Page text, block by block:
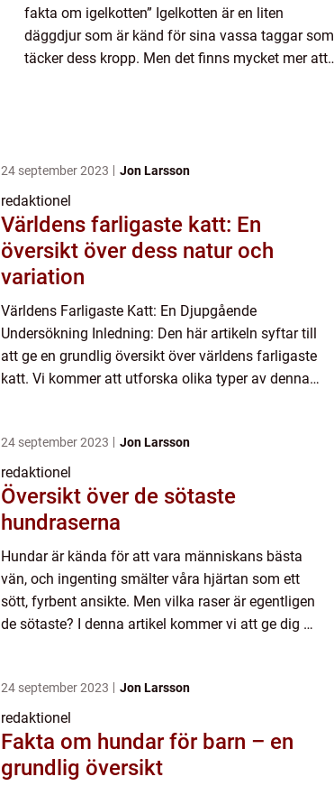
fakta om igelkotten” Igelkotten är en liten
däggdjur som är känd för sina vassa taggar som
täcker dess kropp. Men det finns mycket mer att
24 september 2023 Jon Larsson
redaktionel
Världens farligaste katt: En
översikt över dess natur och
variation
Världens Farligaste Katt: En Djupgående
Undersökning Inledning: Den här artikeln syftar till
att ge en grundlig översikt över världens farligaste
katt. Vi kommer att utforska olika typer av denna
24 september 2023 Jon Larsson
redaktionel
Översikt över de sötaste
hundraserna
Hundar är kända för att vara människans bästa
vän, och ingenting smälter våra hjärtan som ett
sött, fyrbent ansikte. Men vilka raser är egentligen
de sötaste? I denna artikel kommer vi att ge dig en
24 september 2023 Jon Larsson
redaktionel
Fakta om hundar för barn – en
grundlig översikt